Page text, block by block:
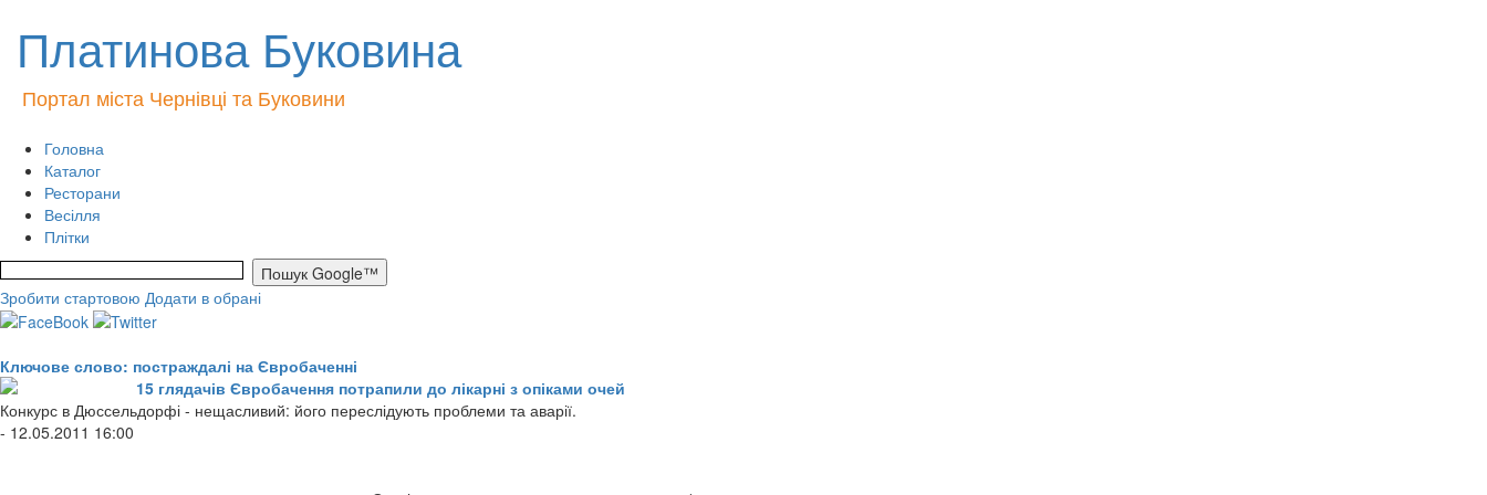
Платинова Буковина
Портал міста Чернівці та Буковини
Головна
Каталог
Ресторани
Весілля
Плітки
Зробити стартовою Додати в обрані
Ключове слово: постраждалі на Євробаченні
15 глядачів Євробачення потрапили до лікарні з опіками очей
Конкурс в Дюссельдорфі - нещасливий: його переслідують проблеми та аварії.
- 12.05.2011 16:00